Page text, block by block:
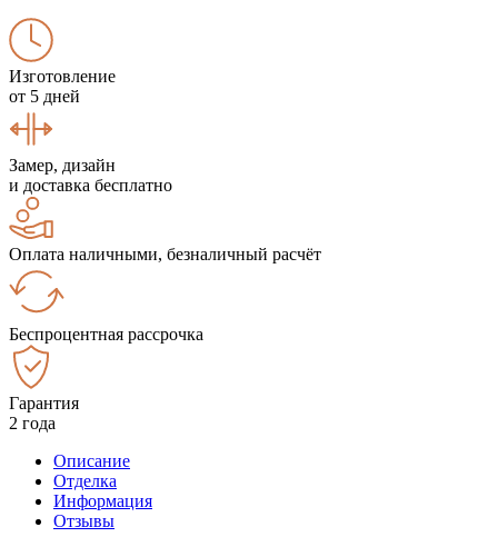
Изготовление
от 5 дней
Замер, дизайн
и доставка бесплатно
Оплата наличными, безналичный расчёт
Беспроцентная рассрочка
Гарантия
2 года
Описание
Отделка
Информация
Отзывы